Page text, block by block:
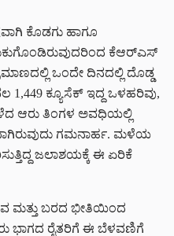
ಕೊಡಗು ಹಾಗೂ
ಕೆಆರ್‌ಎಸ್‌
ಒಂದೇ ದಿನದಲ್ಲಿ ದೊಡ್ಡ
1,449 ಕ್ಯೂಸೆಕ್ ಇದ್ದ ಒಳಹರಿವು,
ಆರು ತಿಂಗಳ ಅವಧಿಯಲ್ಲಿ
ಗಮನಾರ್ಹ. ಮಳೆಯ
ಜಲಾಶಯಕ್ಕೆ ಈ ಏರಿಕೆ
ಮತ್ತು ಬರದ ಭೀತಿಯಿಂದ
ಭಾಗದ ರೈತರಿಗೆ ಈ ಬೆಳವಣಿಗೆ